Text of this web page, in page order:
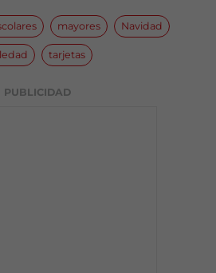
mayores Navidad
tarjetas
PUBLICIDAD